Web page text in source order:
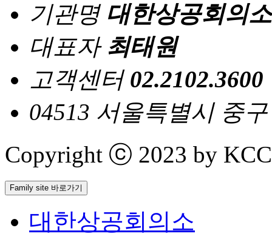
기관명 대한상공회의소
대표자 최태원
고객센터 02.2102.3600
04513 서울특별시 중
Copyright ⓒ 2023 by
Family site 바로가기
대한상공회의소